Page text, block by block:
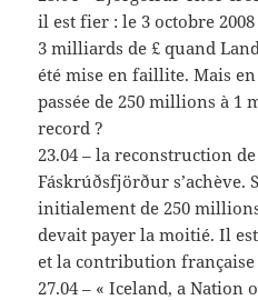
il est fier : le 3 octobre
3 milliards de £ quand
été mise en faillite. Mais
passée de 250 millions à 1
record ?
23.04– la reconstruction
Fáskrúðsfjörður s’achève.
initialement de 250
devait payer la moitié. Il
et la contribution française
27.04– «Iceland, a Nation